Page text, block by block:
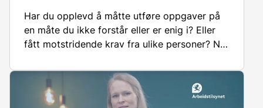
Har du opplevd å måtte utføre oppgaver på
en måte du ikke forstår eller er enig i? Eller
fått motstridende krav fra ulike personer? Når
og når ting skal gjøres, er det lett å bli
usikker. Det kan føre til dårligere helse og økt
sykefravær.
var tema for dette
webinaret